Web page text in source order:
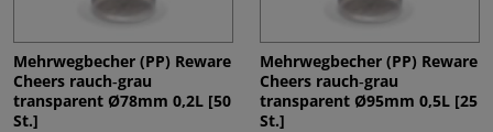
Mehrwegbecher (PP) Reware
Cheers rauch‑grau
transparent Ø78mm 0,2L [50
St.]
Mehrwegbecher (PP) Reware
Cheers rauch‑grau
transparent Ø95mm 0,5L [25
St.]